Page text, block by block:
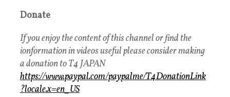
Donate
If you enjoy the content of this channel or find the
ionformation in videos useful please consider making
a donation to T4 JAPAN
https://www.paypal.com/paypalme/T4DonationLink
?locale.x=en_US